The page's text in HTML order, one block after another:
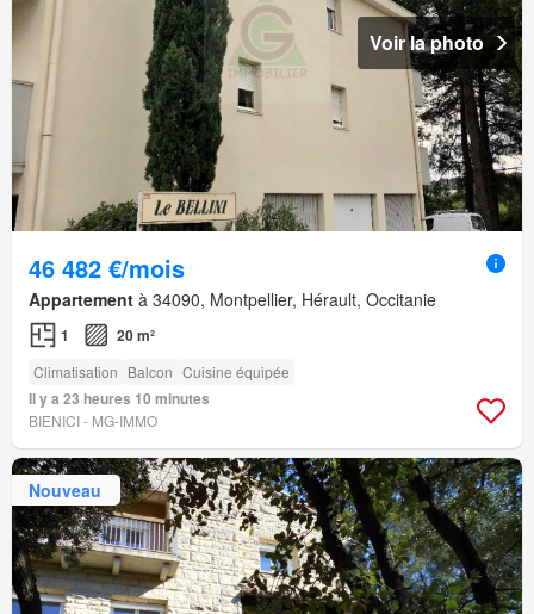
Voir la photo
46 482 €/mois
Appartement à 34090, Montpellier, Hérault, Occitanie
1 20 m²
Climatisation Balcon Cuisine équipée
Il y a 23 heures 10 minutes
BIENICI - MG-IMMO
Nouveau